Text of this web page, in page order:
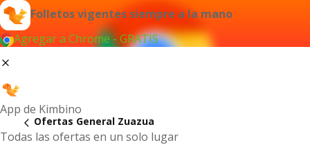
Folletos vigentes siempre a la mano
Agregar a Chrome - GRATIS
App de Kimbino
Todas las ofertas en un solo lugar
Ofertas General Zuazua